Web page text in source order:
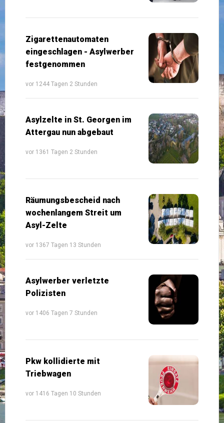
Zigarettenautomaten
eingeschlagen - Asylwerber
festgenommen
vor 1244 Tagen 2 Stunden
Asylzelte in St. Georgen im
Attergau nun abgebaut
vor 1361 Tagen 2 Stunden
Räumungsbescheid nach
wochenlangem Streit um
Asyl-Zelte
vor 1367 Tagen 13 Stunden
Asylwerber verletzte
Polizisten
vor 1406 Tagen 7 Stunden
Pkw kollidierte mit
Triebwagen
vor 1416 Tagen 10 Stunden